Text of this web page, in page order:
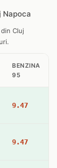
Napoca
Cluj
BENZINA
95
9.47
9.47